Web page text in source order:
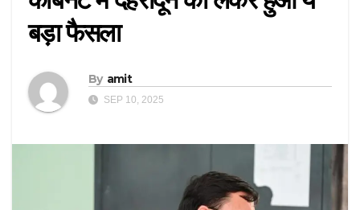
बड़ा फैसला
By amit
SEP 10, 2025